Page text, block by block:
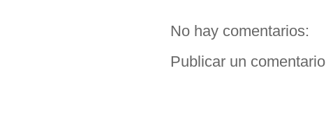
No hay comentarios:
Publicar un comentario